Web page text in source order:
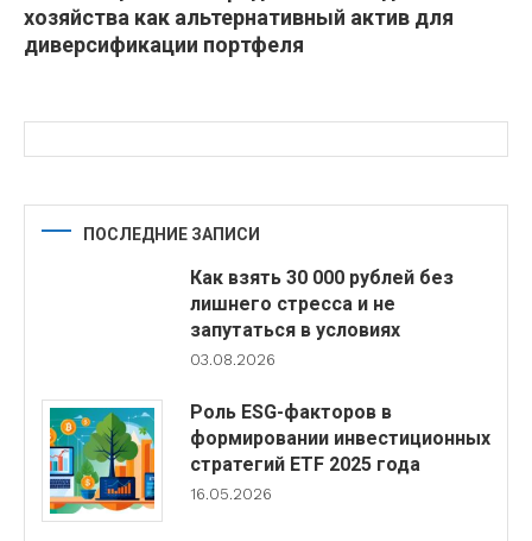
хозяйства как альтернативный актив для
диверсификации портфеля
ПОСЛЕДНИЕ ЗАПИСИ
Как взять 30 000 рублей без
лишнего стресса и не
запутаться в условиях
03.08.2026
Роль ESG-факторов в
формировании инвестиционных
стратегий ETF 2025 года
16.05.2026